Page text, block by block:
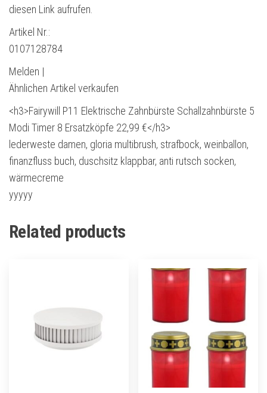
diesen Link aufrufen.
Artikel Nr.:
0107128784
Melden |
Ähnlichen Artikel verkaufen
<h3>Fairywill P11 Elektrische Zahnbürste Schallzahnbürste 5
Modi Timer 8 Ersatzköpfe 22,99 €</h3>
lederweste damen, gloria multibrush, strafbock, weinballon,
finanzfluss buch, duschsitz klappbar, anti rutsch socken,
wärmecreme
yyyyy
Related products